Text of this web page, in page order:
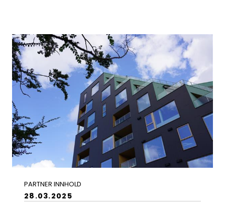
Logg inn
Kontakt oss
Kontaktinformasjon:
adm@norsktakst.no
22 08 76 00
Besøksadresse:
Klingenberggt. 7A, 0161 Oslo
Postadresse:
Pb. 1516 Vika, 0117 OSLO
Organisasjonsnummer:
PARTNER INNHOLD
28.03.2025